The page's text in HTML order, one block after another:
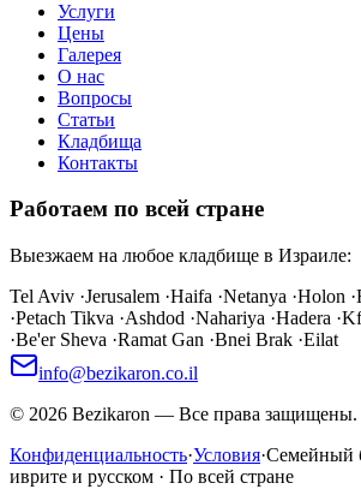
Услуги
Цены
Галерея
О нас
Вопросы
Статьи
Кладбища
Контакты
Работаем по всей стране
Выезжаем на любое кладбище в Израиле:
Tel Aviv ·Jerusalem ·Haifa ·Netanya ·Holon ·
·Petach Tikva ·Ashdod ·Nahariya ·Hadera ·
·Be'er Sheva ·Ramat Gan ·Bnei Brak ·Eilat
info@bezikaron.co.il
© 2026 Bezikaron — Все права защищены.
Конфиденциальность·Условия·Семейный
иврите и русском · По всей стране